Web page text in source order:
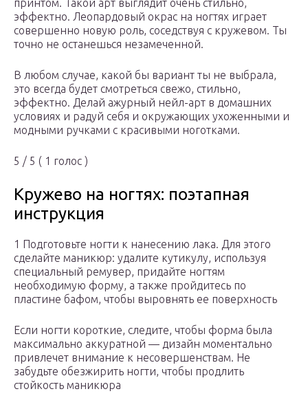
принтом. Такой арт выглядит очень стильно,
эффектно. Леопардовый окрас на ногтях играет
совершенно новую роль, соседствуя с кружевом. Ты
точно не останешься незамеченной.
В любом случае, какой бы вариант ты не выбрала,
это всегда будет смотреться свежо, стильно,
эффектно. Делай ажурный нейл-арт в домашних
условиях и радуй себя и окружающих ухоженными и
модными ручками с красивыми ноготками.
5 / 5 ( 1 голос )
Кружево на ногтях: поэтапная
инструкция
1 Подготовьте ногти к нанесению лака. Для этого
сделайте маникюр: удалите кутикулу, используя
специальный ремувер, придайте ногтям
необходимую форму, а также пройдитесь по
пластине бафом, чтобы выровнять ее поверхность
Если ногти короткие, следите, чтобы форма была
максимально аккуратной — дизайн моментально
привлечет внимание к несовершенствам. Не
забудьте обезжирить ногти, чтобы продлить
стойкость маникюра